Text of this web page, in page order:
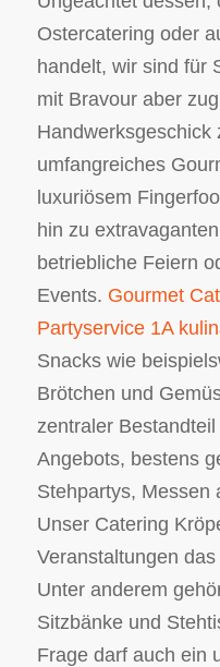
Ostercatering oder
handelt, wir sind für
mit Bravour aber
Handwerksgeschick
umfangreiches
luxuriösem
hin zu
betriebliche Feiern
Events. Gourmet
Partyservice 1A
Snacks wie
Brötchen und
zentraler
Angebots, bestens
Stehpartys, Messen
Unser Catering
Veranstaltungen
Unter anderem
Sitzbänke und
Frage darf auch ein